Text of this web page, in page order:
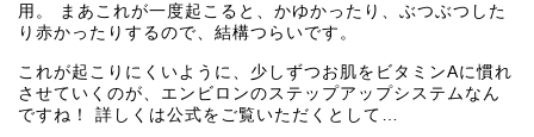
用。 まあこれが一度起こると、かゆかったり、ぶつぶつした
り赤かったりするので、結構つらいです。
これが起こりにくいように、少しずつお肌をビタミンAに慣れ
させていくのが、エンビロンのステップアップシステムなん
ですね！ 詳しくは公式をご覧いただくとして…